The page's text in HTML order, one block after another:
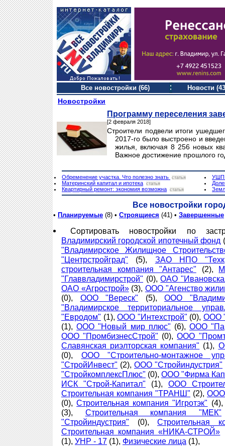
Все новостройки (66) Новости
Новостройки
Программу переселения
[2 февраля 2018]
Строители подвели итоги
2017-го было выстроено и
жилья, включая 8 256 новых
Важное достижение прошлого
Обременение участка. Что полезно знать статья
Материнский капитал и ипотека статья
Квартирный ремонт: экономия возможна статья
УШП.
Все новостройки
• Планируемые (8) • Строящиеся (41) • Завершенные
Сортировать новостройки по
Владимирский городской ипотечный фонд
"Владимирское Жилищное
"Центрстройград" (5), ЗАО НПО
строительная компания "Антарес" (2),
"Главвладимирстрой" (0),ОАО
ОАО «Агрострой»(3), ООО "Агенство
(0), ООО "Вереск" (5), ООО
"Владимирское территориальное
"Евродом" (1),ООО "Интехстрой" (0), ООО
(1),ООО "Новый мир плюс" (6),ООО
ООО "ПромбизнесСтрой" (0),ООО
Славянская риэлторская компания" (1),
(0), ООО "Строительно-монтажное
"СтройИнвест" (2), ООО "Стройиндустрия"
"СтройкомплексПлюс" (0), ООО "Фирма
ИСК "Строй-Капитал" (1), ООО
Строительная компания "ТРАНШ" (2), ООО
(0),Строительная компания "Игротэк"
(3), Строительная компания "МЕК"
"Стройиндустрия" (0), Строительная
Строительная компания «НИКА-СТРОЙ»
(1), УНР - 17 (1), Физические лица (1),